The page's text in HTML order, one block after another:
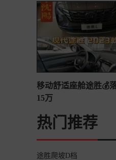
移动舒适座舱途胜💰
15万
热门推荐
途胜爬坡D档